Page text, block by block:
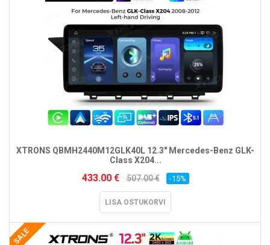
XTRONS QBMH2440M12GLK40L 12.3" Mercedes-Benz GLK-
Class X204...
433.00 € 507.00 € -15%
LISA OSTUKORVI
SALE